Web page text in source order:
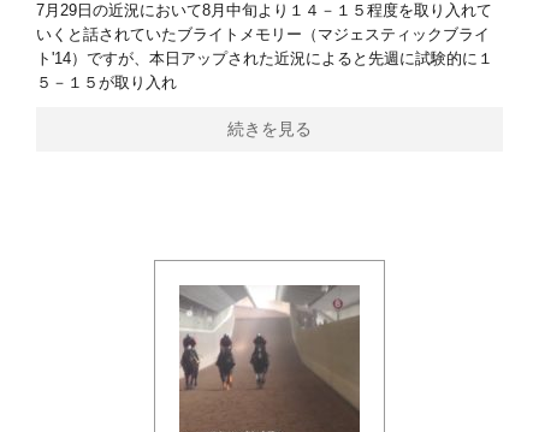
7月29日の近況において8月中旬より１４－１５程度を取り入れて
いくと話されていたブライトメモリー（マジェスティックブライ
ト'14）ですが、本日アップされた近況によると先週に試験的に１
５－１５が取り入れ
続きを見る